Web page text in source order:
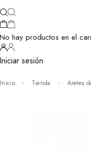
hay productos en el
sesión
Inicio Tienda Aretes